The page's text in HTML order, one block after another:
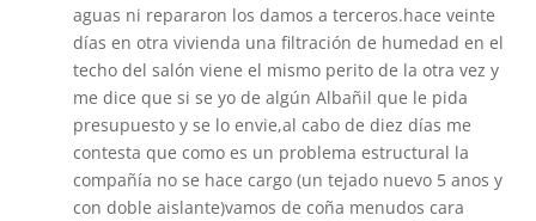
aguas ni repararon los damos a terceros.hace veinte
días en otra vivienda una filtración de humedad en el
techo del salón viene el mismo perito de la otra vez y
me dice que si se yo de algún Albañil que le pida
presupuesto y se lo envie,al cabo de diez días me
contesta que como es un problema estructural la
compañía no se hace cargo (un tejado nuevo 5 anos y
con doble aislante)vamos de coña menudos cara